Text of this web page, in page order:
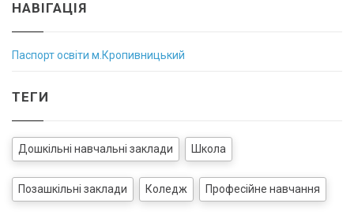
НАВІГАЦІЯ
Паспорт освіти м.Кропивницький
ТЕГИ
Дошкільні навчальні заклади Школа
Позашкільні заклади Коледж Професійне навчання